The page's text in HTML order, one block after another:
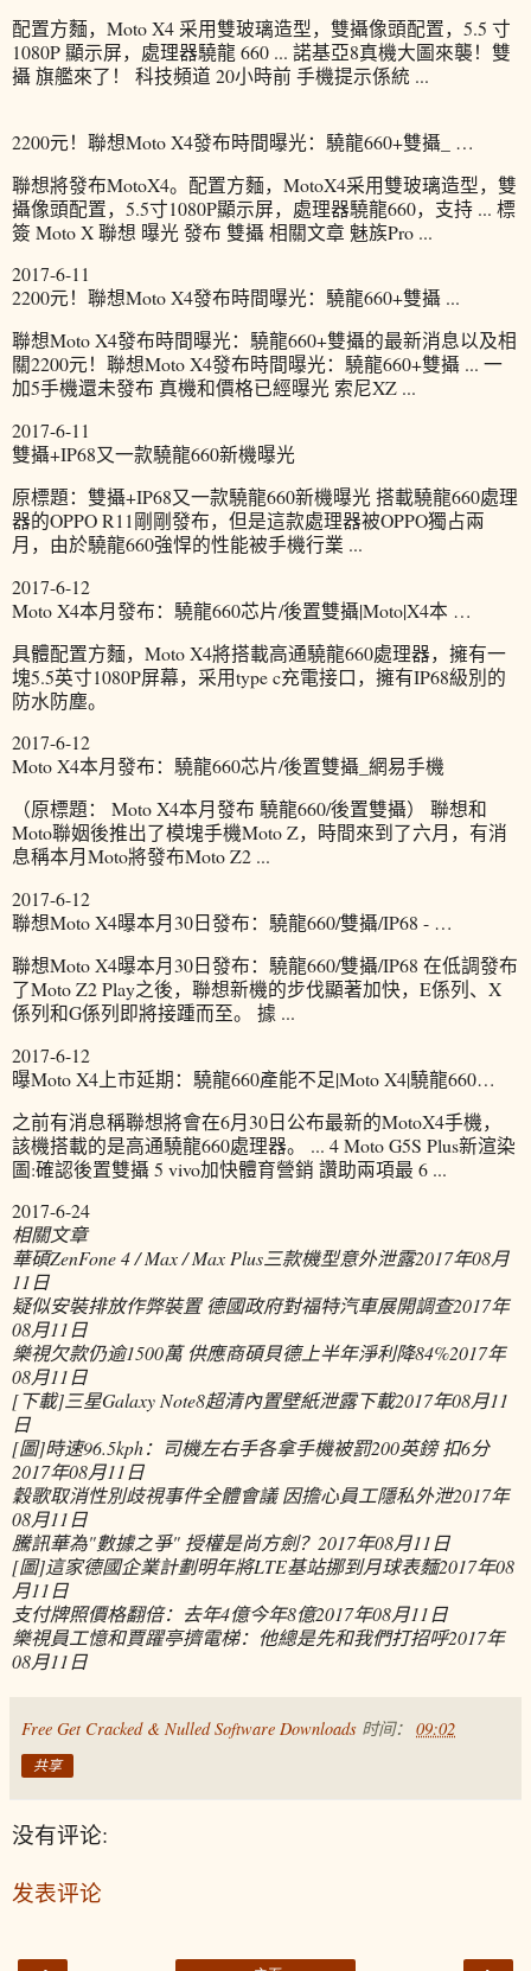
配置方麵，Moto X4 采用雙玻璃造型，雙攝像頭配置，5.5 寸
1080P 顯示屏，處理器驍龍 660 ... 諾基亞8真機大圖來襲！雙
攝 旗艦來了！ 科技頻道 20小時前 手機提示係統 ...
2200元！聯想Moto X4發布時間曝光：驍龍660+雙攝_ …
聯想將發布MotoX4。配置方麵，MotoX4采用雙玻璃造型，雙
攝像頭配置，5.5寸1080P顯示屏，處理器驍龍660，支持 ... 標
簽 Moto X 聯想 曝光 發布 雙攝 相關文章 魅族Pro ...
2017-6-11
2200元！聯想Moto X4發布時間曝光：驍龍660+雙攝 ...
聯想Moto X4發布時間曝光：驍龍660+雙攝的最新消息以及相
關2200元！聯想Moto X4發布時間曝光：驍龍660+雙攝 ... 一
加5手機還未發布 真機和價格已經曝光 索尼XZ ...
2017-6-11
雙攝+IP68又一款驍龍660新機曝光
原標題：雙攝+IP68又一款驍龍660新機曝光 搭載驍龍660處理
器的OPPO R11剛剛發布，但是這款處理器被OPPO獨占兩
月，由於驍龍660強悍的性能被手機行業 ...
2017-6-12
Moto X4本月發布：驍龍660芯片/後置雙攝|Moto|X4本 …
具體配置方麵，Moto X4將搭載高通驍龍660處理器，擁有一
塊5.5英寸1080P屏幕，采用type c充電接口，擁有IP68級別的
防水防塵。
2017-6-12
Moto X4本月發布：驍龍660芯片/後置雙攝_網易手機
（原標題： Moto X4本月發布 驍龍660/後置雙攝） 聯想和
Moto聯姻後推出了模塊手機Moto Z，時間來到了六月，有消
息稱本月Moto將發布Moto Z2 ...
2017-6-12
聯想Moto X4曝本月30日發布：驍龍660/雙攝/IP68 - …
聯想Moto X4曝本月30日發布：驍龍660/雙攝/IP68 在低調發布
了Moto Z2 Play之後，聯想新機的步伐顯著加快，E係列、X
係列和G係列即將接踵而至。 據 ...
2017-6-12
曝Moto X4上市延期：驍龍660產能不足|Moto X4|驍龍660…
之前有消息稱聯想將會在6月30日公布最新的MotoX4手機，
該機搭載的是高通驍龍660處理器。 ... 4 Moto G5S Plus新渲染
圖:確認後置雙攝 5 vivo加快體育營銷 讚助兩項最 6 ...
2017-6-24
相關文章
華碩ZenFone 4 / Max / Max Plus三款機型意外泄露2017年08月
11日
疑似安裝排放作弊裝置 德國政府對福特汽車展開調查2017年
08月11日
樂視欠款仍逾1500萬 供應商碩貝德上半年淨利降84%2017年
08月11日
[下載]三星Galaxy Note8超清內置壁紙泄露下載2017年08月11
日
[圖]時速96.5kph：司機左右手各拿手機被罰200英鎊 扣6分
2017年08月11日
穀歌取消性別歧視事件全體會議 因擔心員工隱私外泄2017年
08月11日
騰訊華為"數據之爭" 授權是尚方劍？ 2017年08月11日
[圖]這家德國企業計劃明年將LTE基站挪到月球表麵2017年08
月11日
支付牌照價格翻倍：去年4億今年8億2017年08月11日
樂視員工憶和賈躍亭擠電梯：他總是先和我們打招呼2017年
08月11日
Free Get Cracked & Nulled Software Downloads 时间： 09:02
共享
没有评论:
发表评论